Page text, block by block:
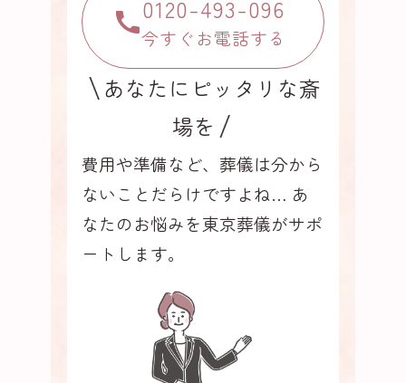
あなたにピッタリな斎
場を
費用や準備など、葬儀は分から
ないことだらけですよね… あ
なたのお悩みを東京葬儀がサポ
ートします。
0120-493-096
今すぐお電話する